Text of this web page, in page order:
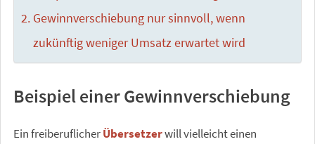
Gewinnverschiebung nur sinnvoll, wenn
zukünftig weniger Umsatz erwartet wird
Beispiel einer Gewinnverschiebung
Ein freiberuflicherÜbersetzerwill vielleicht einen